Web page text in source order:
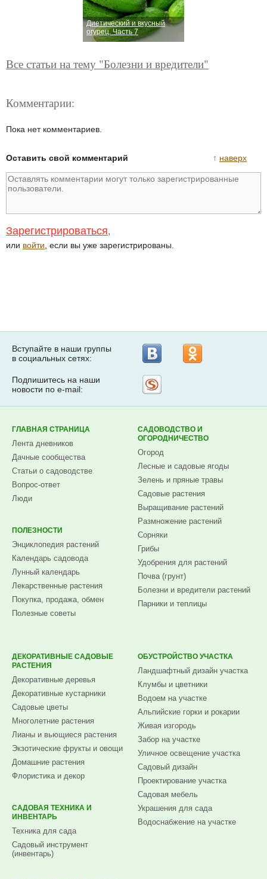
Диетический и вкусный
огурец. Часть 7
Все статьи на тему "Болезни и вредители"
Комментарии:
Пока нет комментариев.
↑ наверх
Оставить свой комментарий
Зарегистрироваться,
или войти , если вы уже зарегистрированы.
Вступайте в наши группы
в социальных сетях:
Подпишитесь на наши
новости по e-mail:
ГЛАВНАЯ СТРАНИЦА
Лента дневников
Дачные сообщества
Статьи о садоводстве
Вопрос-ответ
Люди
ПОЛЕЗНОСТИ
Энциклопедия растений
Календарь садовода
Лунный календарь
Лекарственные растения
Покупка, продажа, обмен
Полезные советы
САДОВОДСТВО И
ОГОРОДНИЧЕСТВО
Огород
Лесные и садовые ягоды
Зелень и пряные травы
Садовые растения
Выращивание растений
Размножение растений
Сорняки
Грибы
Удобрения для растений
Почва (грунт)
Болезни и вредители растений
Парники и теплицы
ДЕКОРАТИВНЫЕ САДОВЫЕ
РАСТЕНИЯ
Декоративные деревья
Декоративные кустарники
Садовые цветы
Многолетние растения
Лианы и вьющиеся растения
Экзотические фрукты и овощи
Домашние растения
Флористика и декор
САДОВАЯ ТЕХНИКА И
ИНВЕНТАРЬ
Техника для сада
Садовый инструмент
(инвентарь)
ОБУСТРОЙСТВО УЧАСТКА
Ландшафтный дизайн участка
Клумбы и цветники
Водоем на участке
Альпийские горки и рокарии
Живая изгородь
Забор на участке
Уличное освещение участка
Садовый дизайн
Проектирование участка
Садовая мебель
Украшения для сада
Водоснабжение на участке